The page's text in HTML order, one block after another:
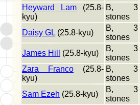
Heyward Lam (25.8-
kyu)
B, 3
stones
Daisy GL(25.8-kyu)
B, 3
stones
James Hill
(25.8-kyu)
B, 3
stones
Zara Franco (25.8-
kyu)
B, 3
stones
Sam Ezeh (25.8-kyu)
B, 3
stones